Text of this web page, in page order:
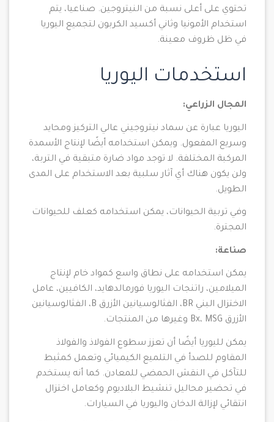
تحتوي على أعلى نسبة من النيتروجين. صناعيا، يتم
استخدام الأمونيا وثاني أكسيد الكربون لتجميع اليوريا
في ظل ظروف معينة.
استخدمات اليوريا
المجال الزراعي:
اليوريا عبارة عن سماد نيتروجيني عالي التركيز ومحايد
وسريع المفعول. ويمكن استخدامه أيضًا لإنتاج الأسمدة
المركبة المختلفة. لا توجد مواد ضارة متبقية في التربة،
ولن يكون هناك أي آثار سلبية بعد الاستخدام على المدى
الطويل.
وفي تربية الحيوانات، يمكن استخدامه كعلف للحيوانات
المجترة.
صناعة:
يمكن استخدامه على نطاق واسع كمواد خام لإنتاج
الميلامين، راتنجات اليوريا فورمالدهايد، الكافيين، عامل
الاختزال البني BR، الفثالوسيانين الأزرق B، الفثالوسيانين
الأزرق Bx، MSG وغيرها من المنتجات.
يمكن لليوريا أيضًا أن تعزز سطوع الفولاذ والفولاذ
المقاوم للصدأ في التلميع الكيميائي وتعمل كمثبط
للتآكل في النقش الحمضي للمعادن. كما أنه يستخدم
في تحضير محاليل تنشيط البلاديوم وكعامل اختزال
انتقائي لإزالة الدخان واليوريا في السيارات.